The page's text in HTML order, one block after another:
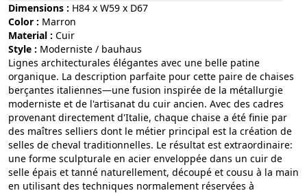
Dimensions : H84 x W59 x D67
Color :
marron
Material :
cuir
Style :
moderniste / bauhaus
Lignes architecturales élégantes avec une belle patine
organique. La description parfaite pour cette paire de chaises
berçantes italiennes—une fusion inspirée de la métallurgie
moderniste et de l'artisanat du cuir ancien. Avec des cadres
provenant directement d'Italie, chaque chaise a été finie par
des maîtres selliers dont le métier principal est la création de
selles de cheval traditionnelles. Le résultat est extraordinaire:
une forme sculpturale en acier enveloppée dans un cuir de
selle épais et tanné naturellement, découpé et cousu à la main
en utilisant des techniques normalement réservées à